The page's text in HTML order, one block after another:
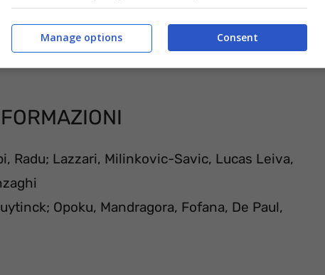
Radu; Lazzari, Milinkovic-Savic, Lucas Leiva,
Opoku, Mandragora, Fofana, De Paul,
Consent
Manage options